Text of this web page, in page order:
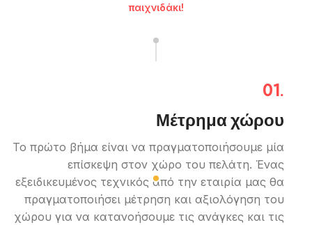
παιχνιδάκι!
01.
Μέτρημα χώρου
Το πρώτο βήμα είναι να πραγματοποιήσουμε μία
επίσκεψη στον χώρο του πελάτη. Ένας
εξειδικευμένος τεχνικός από την εταιρία μας θα
πραγματοποιήσει μέτρηση και αξιολόγηση του
χώρου για να κατανοήσουμε τις ανάγκες και τις